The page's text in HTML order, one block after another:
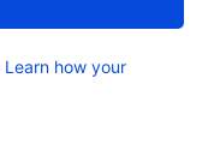
Learn how your